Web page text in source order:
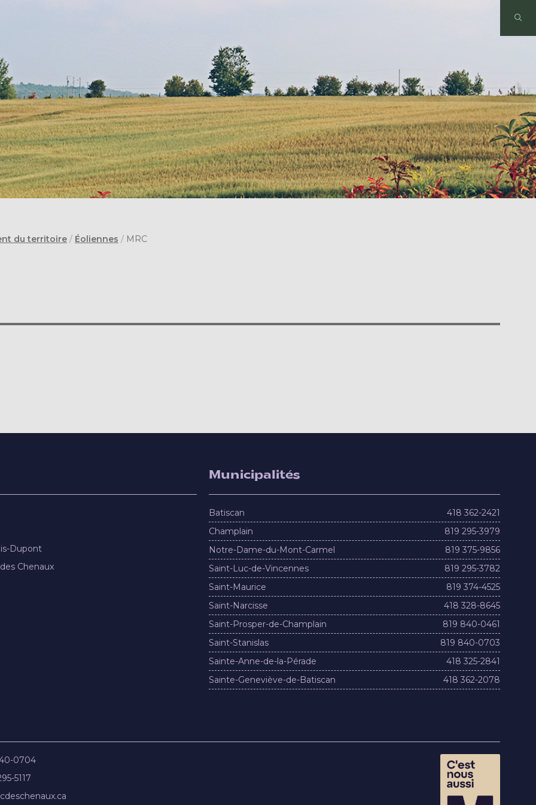
du territoire / Éoliennes / MRC
Dupont
Chenaux
Municipalités
Batiscan
418 362-2421
Champlain
819 295-3979
Notre-Dame-du-Mont-Carmel
819 375-9856
Saint-Luc-de-Vincennes
819 295-3782
Saint-Maurice
819 374-4525
Saint-Narcisse
418 328-8645
Saint-Prosper-de-Champlain
819 840-0461
Saint-Stanislas
819 840-0703
Sainte-Anne-de-la-Pérade
418 325-2841
Sainte-Geneviève-de-Batiscan
418 362-2078
0704
5117